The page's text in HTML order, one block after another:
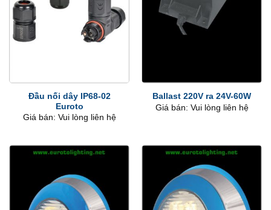
Đầu nối dây IP68-02
Euroto
Giá bán: Vui lòng liên hệ
Ballast 220V ra 24V-60W
Giá bán: Vui lòng liên hệ